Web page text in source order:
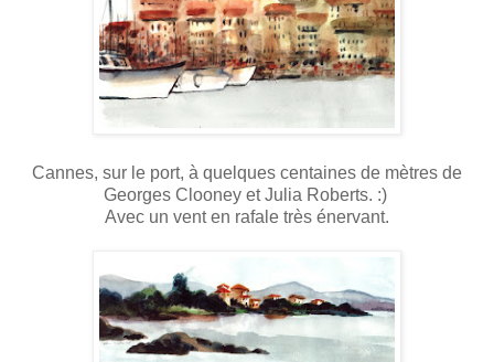
Cannes, sur le port, à quelques centaines de mètres de
Georges Clooney et Julia Roberts. :)
Avec un vent en rafale très énervant.